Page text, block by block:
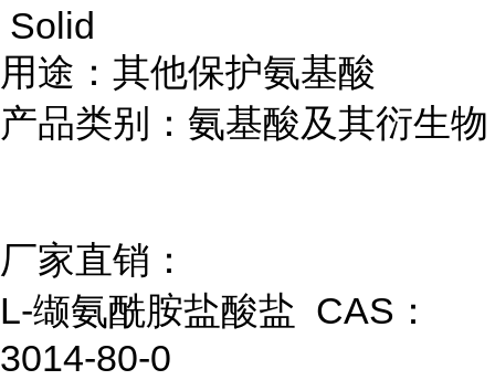
Solid
用途：其他保护氨基酸
产品类别：氨基酸及其衍生物
厂家直销：
L-缬氨酰胺盐酸盐 CAS：
3014-80-0